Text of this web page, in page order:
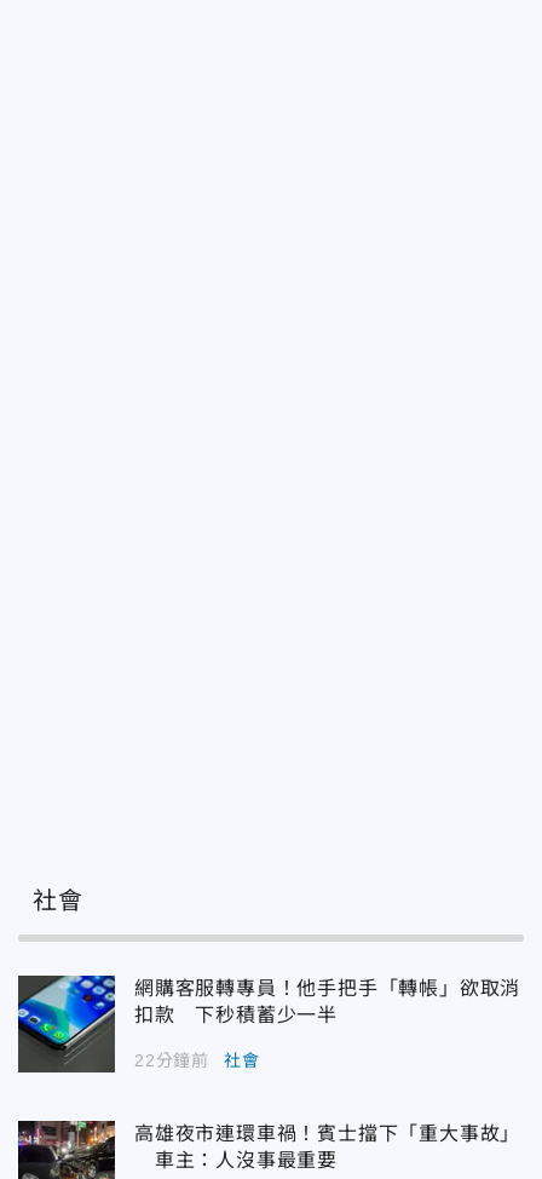
社會
網購客服轉專員！他手把手「轉帳」欲取消
扣款 下秒積蓄少一半
22分鐘前 社會
高雄夜市連環車禍！賓士擋下「重大事故」
車主：人沒事最重要